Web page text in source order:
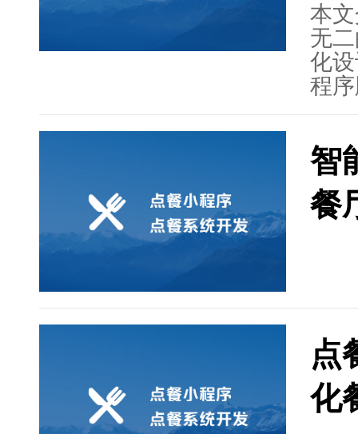
点
务
人
结
本
无
化
程
合
序
了
智
餐
点
化